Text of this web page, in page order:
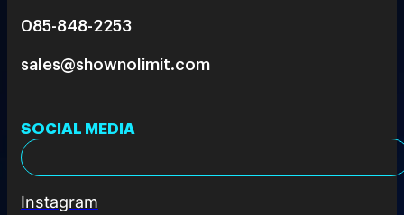
085-848-2253
sales@shownolimit.com
SOCIAL MEDIA
Instagram